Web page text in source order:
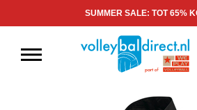
SUMMER SALE: TOT 65%